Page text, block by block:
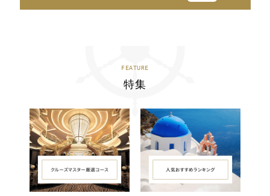
FEATURE
特集